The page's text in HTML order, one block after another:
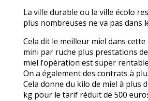
La ville durable ou la ville écolo
plus nombreuses ne va pas dans
Cela dit le meilleur miel dans
mini par ruche plus prestations
miel l’opération est super
On a également des contrats à
Cela donne du kilo de miel à plus
kg pour le tarif réduit de 500